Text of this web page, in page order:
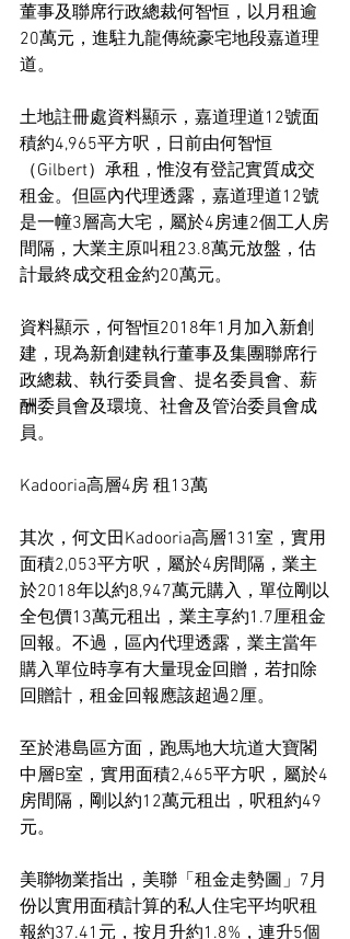
董事及聯席行政總裁何智恒，以月租逾
20萬元，進駐九龍傳統豪宅地段嘉道理
道。
土地註冊處資料顯示，嘉道理道12號面
積約4,965平方呎，日前由何智恒
（Gilbert）承租，惟沒有登記實質成交
租金。但區內代理透露，嘉道理道12號
是一幢3層高大宅，屬於4房連2個工人房
間隔，大業主原叫租23.8萬元放盤，估
計最終成交租金約20萬元。
資料顯示，何智恒2018年1月加入新創
建，現為新創建執行董事及集團聯席行
政總裁、執行委員會、提名委員會、薪
酬委員會及環境、社會及管治委員會成
員。
Kadooria高層4房 租13萬
其次，何文田Kadooria高層131室，實用
面積2,053平方呎，屬於4房間隔，業主
於2018年以約8,947萬元購入，單位剛以
全包價13萬元租出，業主享約1.7厘租金
回報。不過，區內代理透露，業主當年
購入單位時享有大量現金回贈，若扣除
回贈計，租金回報應該超過2厘。
至於港島區方面，跑馬地大坑道大寶閣
中層B室，實用面積2,465平方呎，屬於4
房間隔，剛以約12萬元租出，呎租約49
元。
美聯物業指出，美聯「租金走勢圖」7月
份以實用面積計算的私人住宅平均呎租
報約37.41元，按月升約1.8%，連升5個